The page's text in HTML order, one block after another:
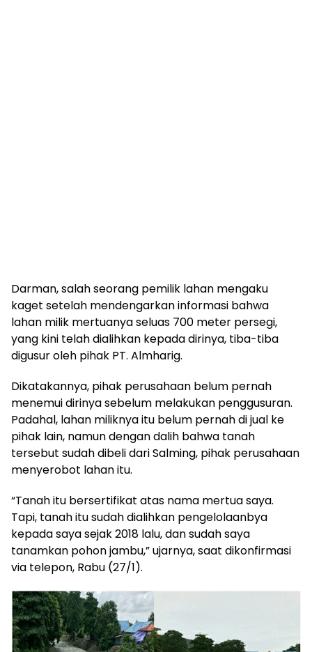
Darman, salah seorang pemilik lahan mengaku
kaget setelah mendengarkan informasi bahwa
lahan milik mertuanya seluas 700 meter persegi,
yang kini telah dialihkan kepada dirinya, tiba-tiba
digusur oleh pihak PT. Almharig.
Dikatakannya, pihak perusahaan belum pernah
menemui dirinya sebelum melakukan penggusuran.
Padahal, lahan miliknya itu belum pernah di jual ke
pihak lain, namun dengan dalih bahwa tanah
tersebut sudah dibeli dari Salming, pihak perusahaan
menyerobot lahan itu.
“Tanah itu bersertifikat atas nama mertua saya.
Tapi, tanah itu sudah dialihkan pengelolaanbya
kepada saya sejak 2018 lalu, dan sudah saya
tanamkan pohon jambu,” ujarnya, saat dikonfirmasi
via telepon, Rabu (27/1).